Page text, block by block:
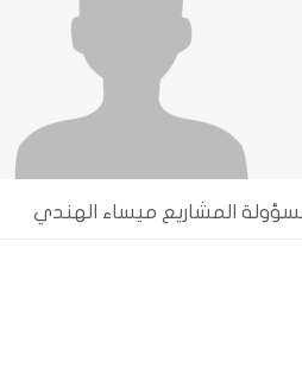
المشاريع ميساء الهندي